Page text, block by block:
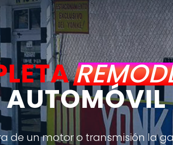
|
AUTOMÓVIL
de un motor o transmisión la